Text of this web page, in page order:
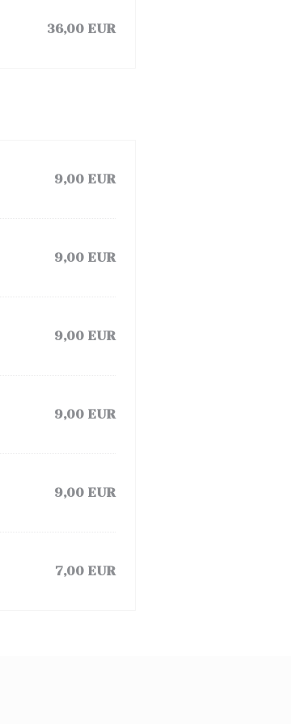
36,00 EUR
9,00 EUR
9,00 EUR
9,00 EUR
9,00 EUR
9,00 EUR
7,00 EUR